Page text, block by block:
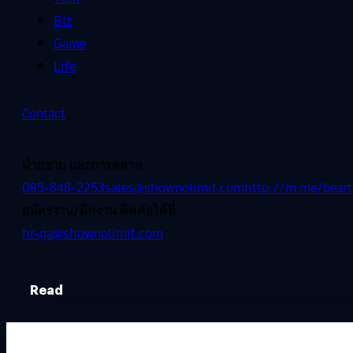
Biz
Game
Life
Contact
ฝ่ายขาย และการตลาด
085-848-2253sales@shownolimit.comhttp://m.me/
สมัครงาน/ฝึกงาน ติดต่อได้ที่
hr-ga@shownolimit.com
Read